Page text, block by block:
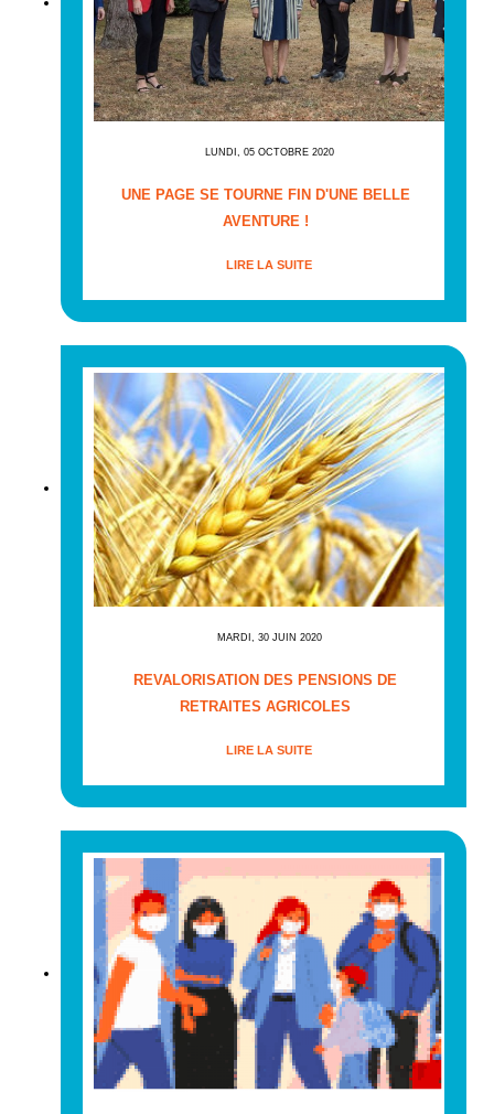
LUNDI, 05 OCTOBRE 2020
UNE PAGE SE TOURNE FIN D'UNE BELLE
AVENTURE !
LIRE LA SUITE
MARDI, 30 JUIN 2020
REVALORISATION DES PENSIONS DE
RETRAITES AGRICOLES
LIRE LA SUITE